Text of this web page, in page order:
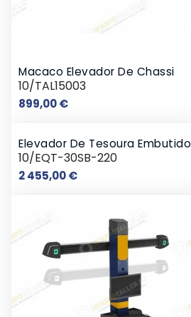
Macaco Elevador De Chassi
10/TAL15003
899,00 €Preço
Elevador De Tesoura Embutido
10/EQT-30SB-220
2 455,00 €Preço